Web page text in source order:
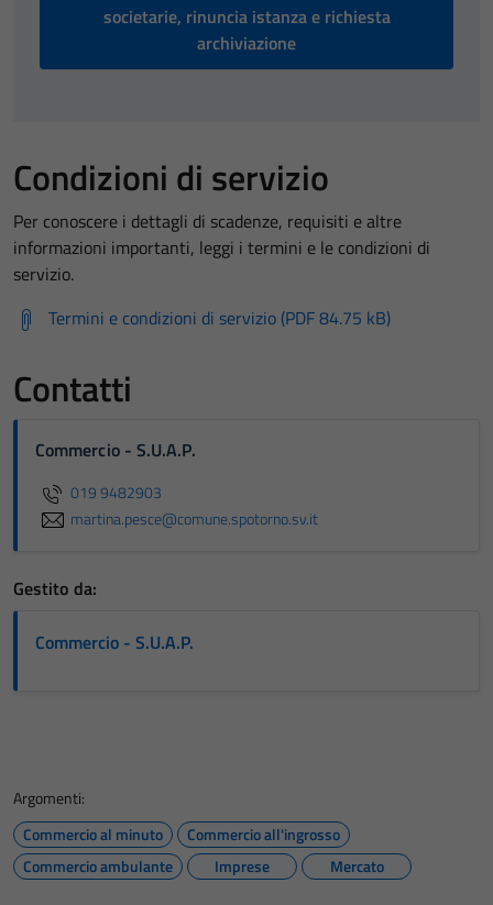
societarie, rinuncia istanza e richiesta
archiviazione
Condizioni di servizio
Per conoscere i dettagli di scadenze, requisiti e altre
informazioni importanti, leggi i termini e le condizioni di
servizio.
Termini e condizioni di servizio (PDF 84.75 kB)
Contatti
Commercio - S.U.A.P.
019 9482903
martina.pesce@comune.spotorno.sv.it
Gestito da:
Commercio - S.U.A.P.
Argomenti:
Commercio al minuto
Commercio all'ingrosso
Commercio ambulante
Imprese Mercato